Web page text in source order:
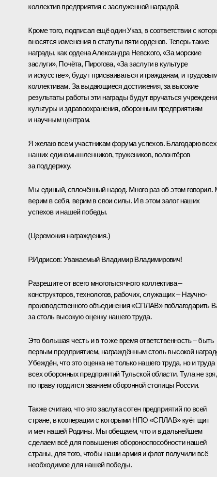
коллектив предприятия с заслуженной наградой.
Кроме того, подписал ещё одинУказ, в соответствии с
вносятся изменения в статуты пяти орденов. Теперь такие
награды, как ордена Александра Невского, «За морские
заслуги», Почёта, Пирогова, «За заслуги в культуре
и искусстве», будут присваиваться и гражданам, и
коллективам. За выдающиеся достижения, за высокие
результаты работы эти награды будут вручаться
культуры и здравоохранения, оборонным предприятиям
и научным центрам.
Я желаю всем участникам форума успехов. Благодарю всех
наших единомышленников, тружеников, волонтёров
за поддержку.
Мы единый, сплочённый народ. Много раз об этом
верим в себя, верим в свои силы. И в этом залог наших
успехов и нашей победы.
(Церемония награждения.)
Р.Идрисов: Уважаемый Владимир Владимирович!
Разрешите от всего многотысячного коллектива –
конструкторов, технологов, рабочих, служащих – Научно-
производственного объединения «СПЛАВ» поблагодарить
за столь высокую оценку нашего труда.
Это большая честь и в то же время ответственность – быть
первым предприятием, награждённым столь высокой
Убеждён, что это оценка не только нашего труда, но и труда
всех оборонных предприятий Тульской области. Тула не зря,
по праву гордится званием оборонной столицы России.
Также считаю, что это заслуга сотен предприятий по всей
стране, в кооперации с которыми НПО «СПЛАВ» куёт щит
и меч нашей Родины. Мы обещаем, что и в дальнейшем
сделаем всё для повышения обороноспособности нашей
страны, для того, чтобы наши армия и флот получили всё
необходимое для нашей победы.